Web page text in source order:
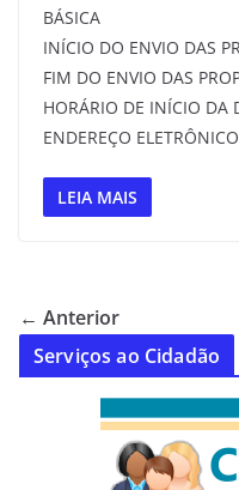
BÁSICA
INÍCIO DO ENVIO DAS
FIM DO ENVIO DAS
HORÁRIO DE INÍCIO
ENDEREÇO
LEIA MAIS
← Anterior
Serviços ao Cidadão